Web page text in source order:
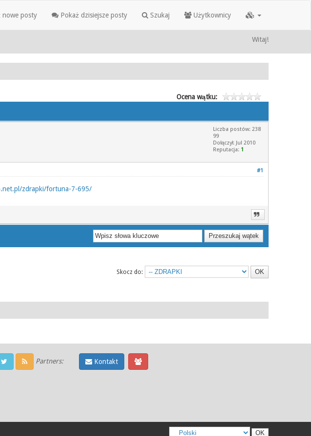
nowe posty Pokaż dzisiejsze posty Szukaj Użytkownicy
Witaj!
Ocena wątku:
Liczba postów: 238
99
Dołączył: Jul 2010
Reputacja: 1
#1
zdrapki/fortuna-7-695/
Skocz do:
Partners: Kontakt